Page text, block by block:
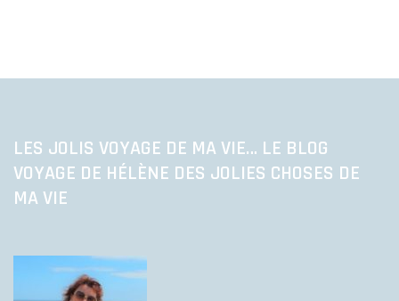
LES JOLIS VOYAGE DE MA VIE… LE BLOG
VOYAGE DE HÉLÈNE DES JOLIES CHOSES DE
MA VIE